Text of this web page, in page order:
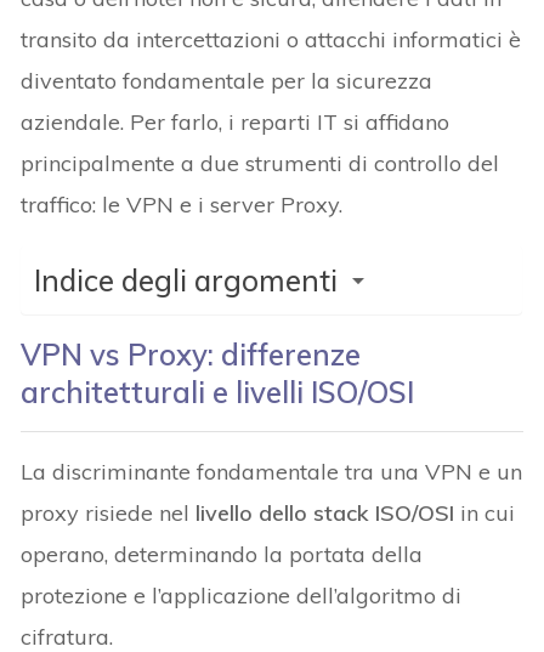
transito da intercettazioni o attacchi informatici è
diventato fondamentale per la sicurezza
aziendale. Per farlo, i reparti IT si affidano
principalmente a due strumenti di controllo del
traffico: le VPN e i server Proxy.
Indice degli argomenti
VPN vs Proxy: differenze
architetturali e livelli ISO/OSI
La discriminante fondamentale tra una VPN e un
proxy risiede nel livello dello stack ISO/OSI in cui
operano, determinando la portata della
protezione e l’applicazione dell’algoritmo di
cifratura.